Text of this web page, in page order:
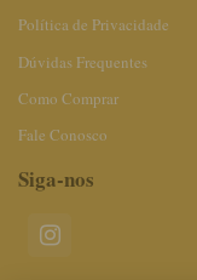
Política de Privacidade
Dúvidas Frequentes
Como Comprar
Fale Conosco
Siga-nos